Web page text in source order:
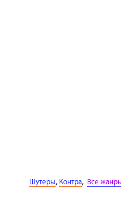
Шутеры, Контра, Все